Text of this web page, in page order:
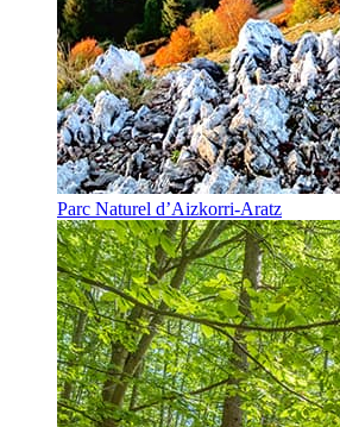
Parc Naturel d’Aizkorri-Aratz